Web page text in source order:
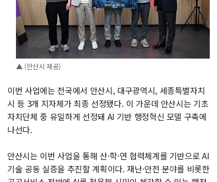
▲ (안산시 제공)
이번 사업에는 전국에서 안산시, 대구광역시, 세종특별자치
시 등 3개 지자체가 최종 선정됐다. 이 가운데 안산시는 기초
자치단체 중 유일하게 선정돼 AI 기반 행정혁신 모델 구축에
나선다.
안산시는 이번 사업을 통해 산·학·연 협력체계를 기반으로 AI
기술 공동 실증을 추진할 계획이다. 재난·안전 분야를 비롯한